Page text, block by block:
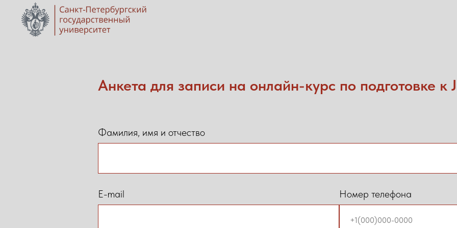
Анкета для записи на онлайн-курс по подготовке к
Фамилия, имя и отчество
E-mail Номер телефона